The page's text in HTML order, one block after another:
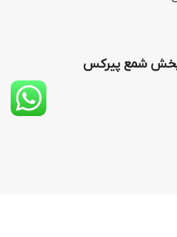
پخش شمع پیرکس